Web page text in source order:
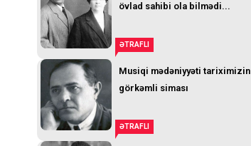
övlad sahibi ola bilmədi...
ƏTRAFLI
Musiqi mədəniyyəti tariximizin
görkəmli siması
ƏTRAFLI